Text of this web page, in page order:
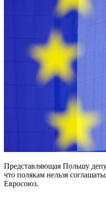
Представляющая Польшу
что полякам нельзя
Евросоюз.